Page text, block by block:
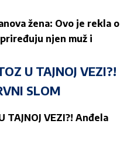
žena: Ovo je rekla o
njen muž i
U TAJNOJ VEZI?!
SLOM
TAJNOJ VEZI?! Anđela